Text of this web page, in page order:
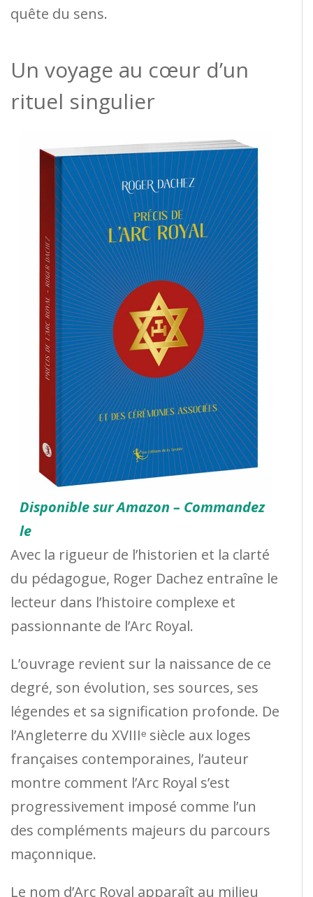
quête du sens.
Un voyage au cœur d’un
rituel singulier
Disponible sur Amazon – Commandez
le
Avec la rigueur de l’historien et la clarté
du pédagogue, Roger Dachez entraîne le
lecteur dans l’histoire complexe et
passionnante de l’Arc Royal.
L’ouvrage revient sur la naissance de ce
degré, son évolution, ses sources, ses
légendes et sa signification profonde. De
l’Angleterre du XVIIIᵉ siècle aux loges
françaises contemporaines, l’auteur
montre comment l’Arc Royal s’est
progressivement imposé comme l’un
des compléments majeurs du parcours
maçonnique.
Le nom d’Arc Royal apparaît au milieu